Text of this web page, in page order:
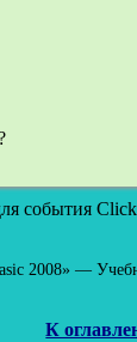
события
2008» —
К